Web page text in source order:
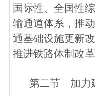
国际性、全国性
输通道体系，推
通基础设施更新
推进铁路体制改
第二节 加力